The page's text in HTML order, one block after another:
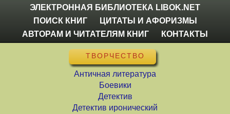
ЭЛЕКТРОННАЯ БИБЛИОТЕКА LIBOK.NET
ПОИСК КНИГ
ЦИТАТЫ И АФОРИЗМЫ
АВТОРАМ И ЧИТАТЕЛЯМ КНИГ
КОНТАКТЫ
ТВОРЧЕСТВО
Античная литература
Боевики
Детектив
Детектив иронический